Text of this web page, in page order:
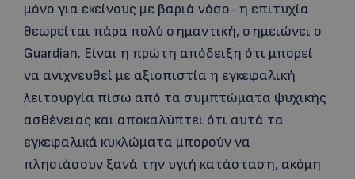
μόνο για εκείνους με βαριά νόσο- η επιτυχία
θεωρείται πάρα πολύ σημαντική, σημειώνει ο
Guardian. Είναι η πρώτη απόδειξη ότι μπορεί
να ανιχνευθεί με αξιοπιστία η εγκεφαλική
λειτουργία πίσω από τα συμπτώματα ψυχικής
ασθένειας και αποκαλύπτει ότι αυτά τα
εγκεφαλικά κυκλώματα μπορούν να
πλησιάσουν ξανά την υγιή κατάσταση, ακόμη